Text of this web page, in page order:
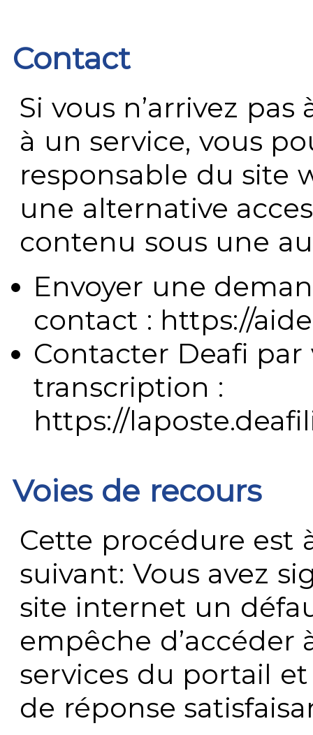
Contact
Si vous n’arrivez
à un service, vous
responsable du site
une alternative
contenu sous une
Envoyer une
contact : https://
Contacter Deafi
transcription :
https://
Voies de recours
Cette procédure est
suivant: Vous avez
site internet un
empêche
services du portail
de réponse